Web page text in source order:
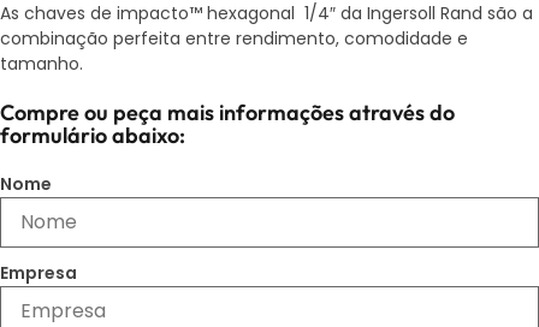
As chaves de impacto™ hexagonal 1/4″ da Ingersoll Rand são a
combinação perfeita entre rendimento, comodidade e
tamanho.
Compre ou peça mais informações através do
formulário abaixo:
Nome
Empresa